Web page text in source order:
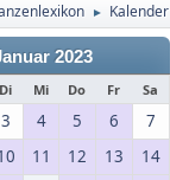
► Kalender
2023
Di Mi Do Fr Sa
3 4 5 6
7
11 12 13
14